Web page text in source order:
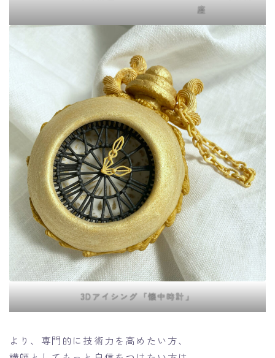
座
3Dアイシング「懐中時計」
より、専門的に技術力を高めたい方、